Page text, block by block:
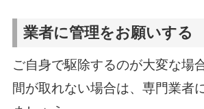
業者に管理をお願いする
ご自身で駆除するのが大変な場
間が取れない場合は、専門業者